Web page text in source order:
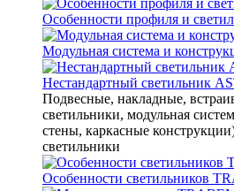
Особенности профиля и
Модульная система и
Нестандартный светильник
Подвесные, накладные,
светильники, модульная
стены, каркасные
светильники
Особенности светильников